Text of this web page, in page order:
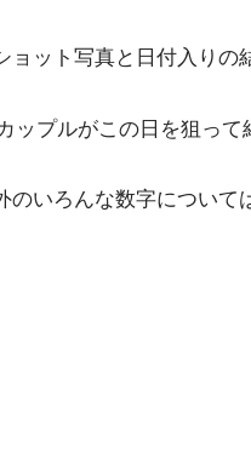
ット写真と日付入りの
ップルがこの日を狙って
のいろんな数字につ